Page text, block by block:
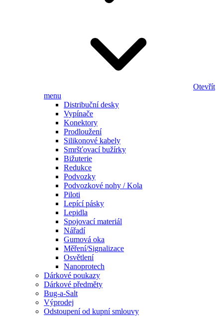
Otevřít
menu
Distribuční desky
Vypínače
Konektory
Prodloužení
Silikonové kabely
Smršťovací bužírky
Bižuterie
Redukce
Podvozky
Podvozkové nohy / Kola
Piloti
Lepící pásky
Lepidla
Spojovací materiál
Nářadí
Gumová oka
Měření/Signalizace
Osvětlení
Nanoprotech
Dárkové poukazy
Dárkové předměty
Bug-a-Salt
Výprodej
Odstoupení od kupní smlouvy